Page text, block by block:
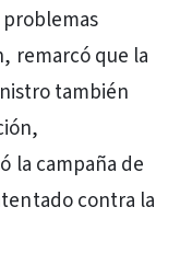
remarcó que la
también
la campaña de
contra la